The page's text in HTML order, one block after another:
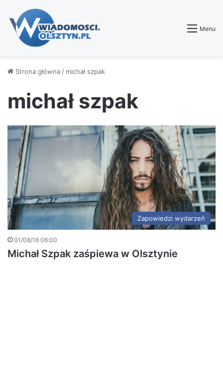
Menu
Strona główna / michał szpak
michał szpak
Zapowiedzi wydarzeń
01/08/16 06:00
Michał Szpak zaśpiewa w Olsztynie